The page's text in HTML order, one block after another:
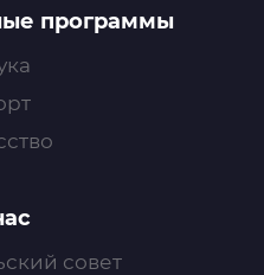
программы
совет